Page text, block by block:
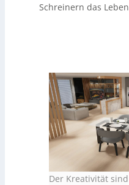
Schreinern das
Der Kreativität